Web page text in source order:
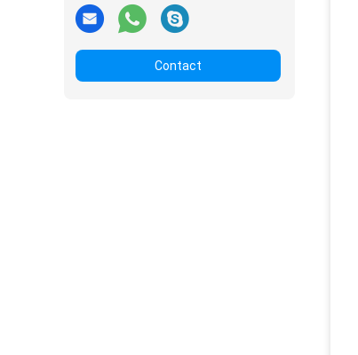
Contact